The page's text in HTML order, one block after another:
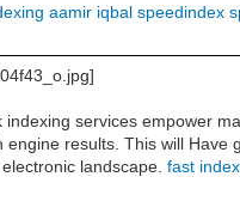
aamir iqbal speedindex
indexing services empower
engine results. This will
landscape.fast